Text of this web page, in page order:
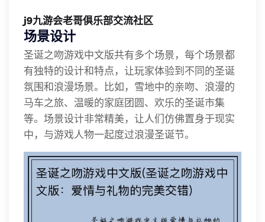
j9九游会老哥俱乐部交流社区
场景设计
圣诞之吻游戏中文版共有多个场景，每个场景都
有独特的设计和特点，让玩家体验到不同的圣诞
氛围和浪漫场景。比如，雪地中的亲吻、浪漫的
马车之旅、温暖的家庭团圆、欢乐的圣诞市集
等。场景设计非常精美，让人们仿佛置身于现实
中，与游戏人物一起度过浪漫圣诞节。